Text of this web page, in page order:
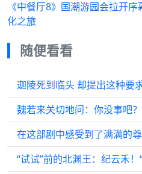
《中餐厅8》国潮游园会拉开
化之旅
随便看看
迦陵死到临头 却提出这种要
魏若来关切地问：你没事吧？
“试试”前的北渊王：纪云禾！